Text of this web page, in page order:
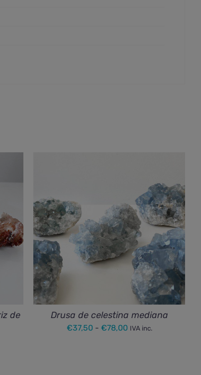
de
Drusa de celestina mediana
€37,50 - €78,00Rango
IVA inc.